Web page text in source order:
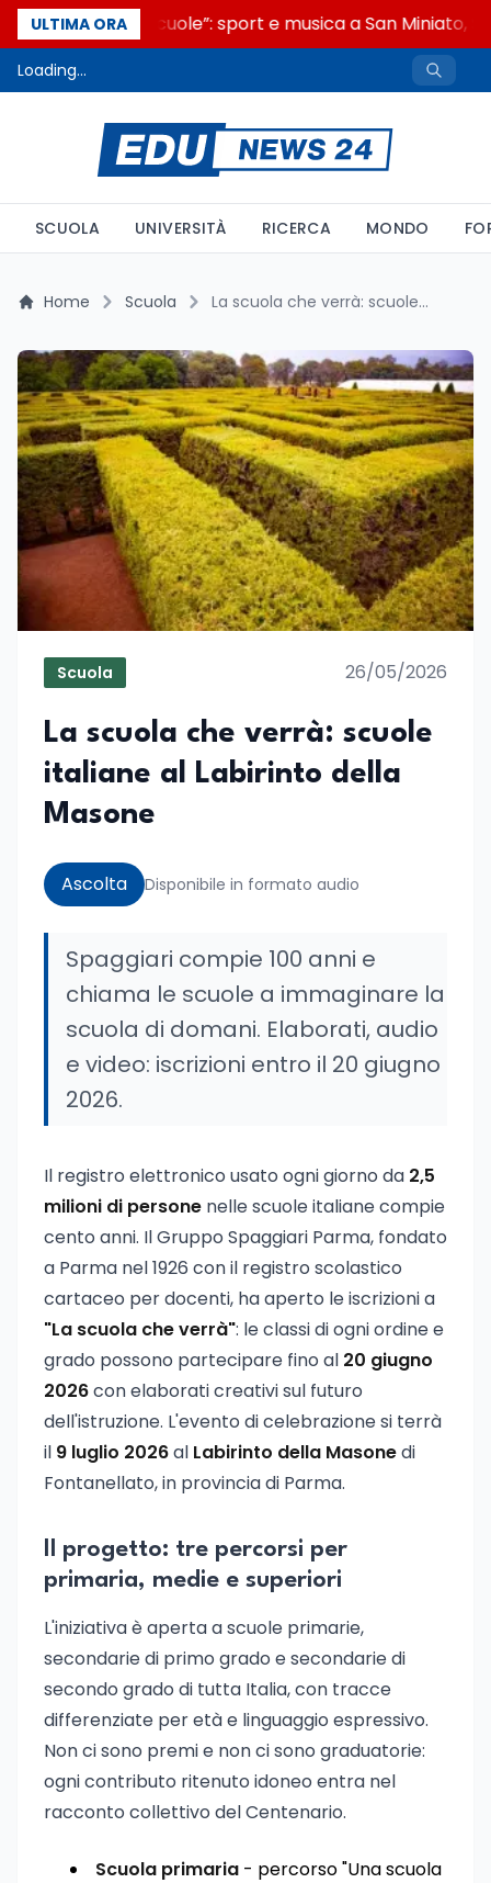
ULTIMA ORA
“Noi siamo le Scuole”: sport e musica a San Miniato,
Loading...
SCUOLA UNIVERSITÀ RICERCA MONDO
Home Scuola La scuola che verrà: scuole italiane al Labirinto della Masone
Scuola 26/05/2026
La scuola che verrà: scuole
italiane al Labirinto della
Masone
Ascolta Disponibile in formato audio
Spaggiari compie 100 anni e
chiama le scuole a immaginare la
scuola di domani. Elaborati, audio
e video: iscrizioni entro il 20 giugno
2026.
Il registro elettronico usato ogni giorno da 2,5
milioni di persone nelle scuole italiane compie
cento anni. Il Gruppo Spaggiari Parma, fondato
a Parma nel 1926 con il registro scolastico
cartaceo per docenti, ha aperto le iscrizioni a
"La scuola che verrà": le classi di ogni ordine e
grado possono partecipare fino al 20 giugno
2026con elaborati creativi sul futuro
dell'istruzione. L'evento di celebrazione si terrà
il 9 luglio 2026al Labirinto della Masonedi
Fontanellato, in provincia di Parma.
Il progetto: tre percorsi per
primaria, medie e superiori
L'iniziativa è aperta a scuole primarie,
secondarie di primo grado e secondarie di
secondo grado di tutta Italia, con tracce
differenziate per età e linguaggio espressivo.
Non ci sono premi e non ci sono graduatorie:
ogni contributo ritenuto idoneo entra nel
racconto collettivo del Centenario.
Scuola primaria - percorso "Una scuola